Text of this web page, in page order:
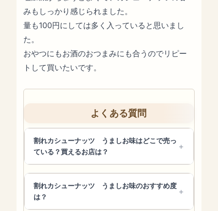
みもしっかり感じられました。
量も100円にしては多く入っていると思いまし
た。
おやつにもお酒のおつまみにも合うのでリピー
トして買いたいです。
よくある質問
割れカシューナッツ うましお味はどこで売っ
ている？買えるお店は？
割れカシューナッツ うましお味のおすすめ度
は？